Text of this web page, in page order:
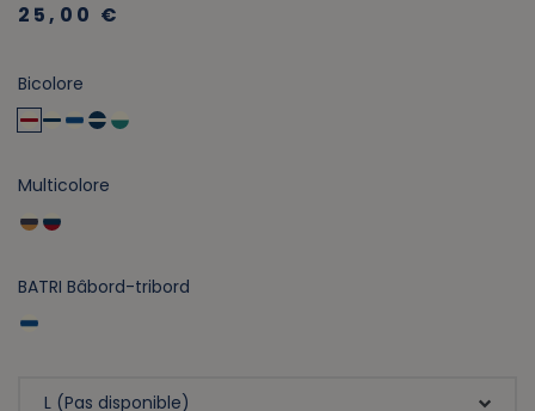
25,00 €
Bicolore
Multicolore
BATRI Bâbord-tribord